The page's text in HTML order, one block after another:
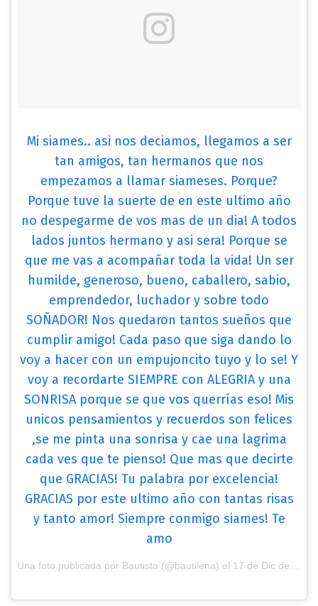
Mi siames.. asi nos deciamos, llegamos a ser
tan amigos, tan hermanos que nos
empezamos a llamar siameses. Porque?
Porque tuve la suerte de en este ultimo año
no despegarme de vos mas de un dia! A todos
lados juntos hermano y asi sera! Porque se
que me vas a acompañar toda la vida! Un ser
humilde, generoso, bueno, caballero, sabio,
emprendedor, luchador y sobre todo
SOÑADOR! Nos quedaron tantos sueños que
cumplir amigo! Cada paso que siga dando lo
voy a hacer con un empujoncito tuyo y lo se! Y
voy a recordarte SIEMPRE con ALEGRIA y una
SONRISA porque se que vos querrías eso! Mis
unicos pensamientos y recuerdos son felices
,se me pinta una sonrisa y cae una lagrima
cada ves que te pienso! Que mas que decirte
que GRACIAS! Tu palabra por excelencia!
GRACIAS por este ultimo año con tantas risas
y tanto amor! Siempre conmigo siames! Te
amo
Una foto publicada por Bautista (@bautilena) el 17 de Dic de 2016 a la(s) 6:33 PST